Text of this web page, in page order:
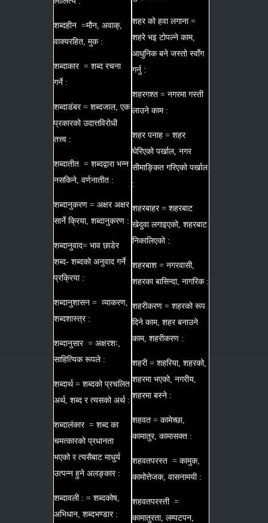
शब्दहीन =मौन, अवाक्,
वाक्यरहित, मुक :
शब्दाकार = शब्द रचना
गर्ने :
शब्दाडंबर = शब्दजाल, एक
प्रकारको उदात्तविरोधी
तत्त्व :
शब्दातीत = शब्दद्वारा भन्न
नसकिने, वर्णनातीत :
शब्दानुकरण = अक्षर अक्षर
सार्ने क्रिया, शब्दानुकरण :
शब्दानुवाद= भाव छाडेर
शब्द- शब्दको अनुवाद गर्ने
प्रक्रिया :
शब्दानुशासन = व्याकरण,
शब्दशास्त्र :
शब्दानुसार = अक्षरशः,
साहित्यिक रूपले :
शब्दार्थ = शब्दको प्रचलित
अर्थ, शब्द र त्यसको अर्थ :
शब्दालंकार = शब्द का
चमत्कारको प्रधानता
भएको र त्यसैबाट माधुर्य
उत्पन्न हुने अलङ्कार :
शब्दावली : = शब्दकोष,
अभिधान, शब्दभण्डार :
शहर को हवा लगाना =
शहरे भइ टोपल्ने काम,
आधुनिक बने जस्तो स्वाँग
गर्नु :
शहरगश्त = नगरमा गस्ती
लाउने काम :
शहर पनाह = शहर
घेरिएको पर्खाल, नगर
सीमाङ्कित गरिएको पर्खाल
:
शहरबाहर = शहरबाट
खेदुवा लगाइएको, शहरबाट
निकालिएको :
शहरबाश = नगरवासी,
शहरका बासिन्दा, नागरिक :
शहरीकरण = शहरको रूप
दिने काम, शहर बनाउने
काम, शहरीकरण :
शहरी = शहरिया, शहरको,
शहरमा भएको, नगरीय,
शहरमा बस्ने :
शहवत = कामेच्छा,
कामातुर, कामासक्त :
शहवतपरस्त = कामुक,
कामोत्तेजक, वासनामयी :
शहवतपरस्ती =
कामातुरता, लम्पटपन,